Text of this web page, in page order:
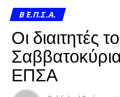
Β΄ Ε.Π.Σ.Α.
Οι διαιτητές
ΕΠΣΑ